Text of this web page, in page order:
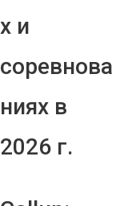
х и
соревнова
ниях в
2026 г.